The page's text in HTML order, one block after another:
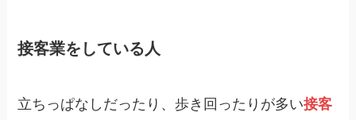
接客業をしている人
立ちっぱなしだったり、歩き回ったりが多い接客